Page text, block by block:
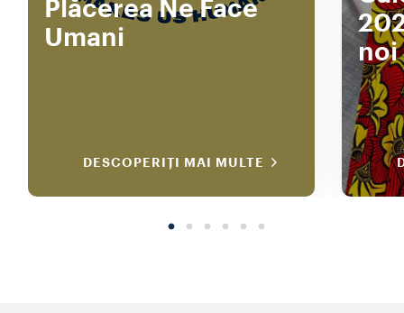
Plăcerea Ne Face
Umani
DESCOPERIȚI MAI MULTE
noi